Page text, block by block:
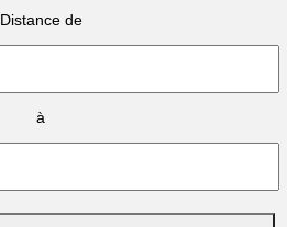
Distance de
à